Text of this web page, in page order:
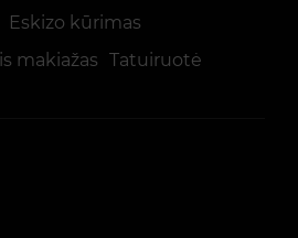
Eskizo kūrimas
makiažas Tatuiruotė